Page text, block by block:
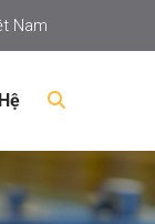
Nam